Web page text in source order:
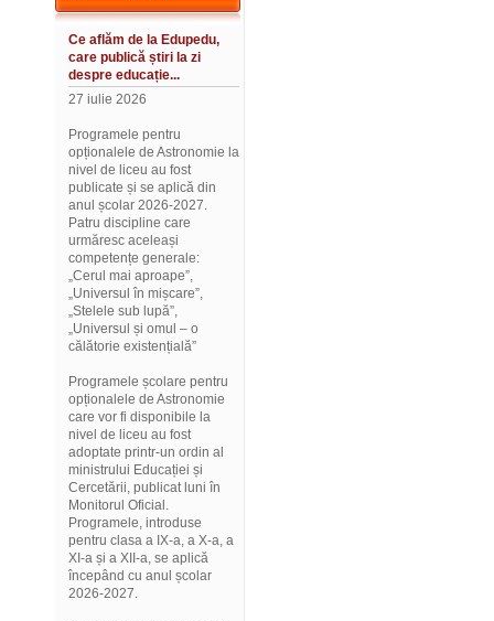
Ce aflăm de la Edupedu,
care publică știri la zi
despre educație...
27 iulie 2026
Programele pentru
opționalele de Astronomie la
nivel de liceu au fost
publicate și se aplică din
anul școlar 2026-2027.
Patru discipline care
urmăresc aceleași
competențe generale:
„Cerul mai aproape”,
„Universul în mișcare”,
„Stelele sub lupă”,
„Universul și omul – o
călătorie existențială”
Programele școlare pentru
opționalele de Astronomie
care vor fi disponibile la
nivel de liceu au fost
adoptate printr-un ordin al
ministrului Educației și
Cercetării, publicat luni în
Monitorul Oficial.
Programele, introduse
pentru clasa a IX-a, a X-a, a
XI-a și a XII-a, se aplică
începând cu anul școlar
2026-2027.